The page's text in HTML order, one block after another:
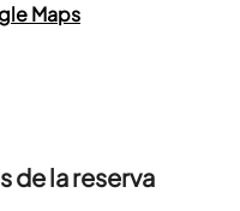
Maps
de la reserva